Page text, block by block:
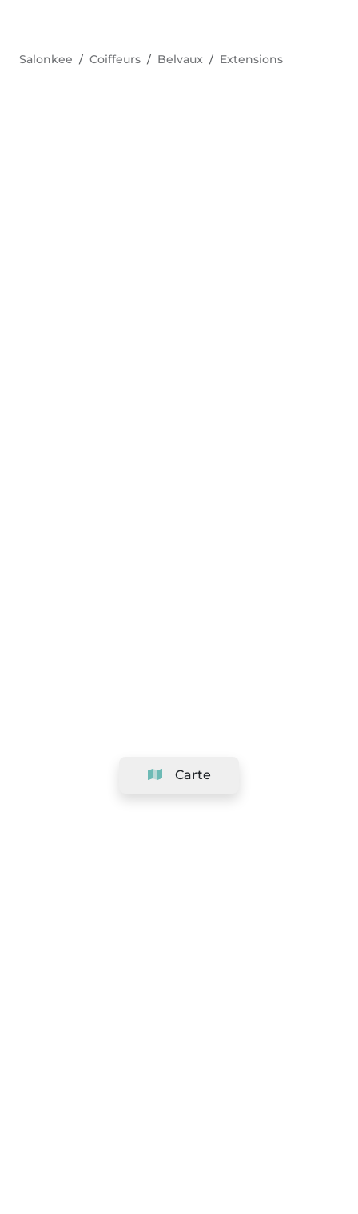
Carte
Salonkee Coiffeurs Belvaux Extensions